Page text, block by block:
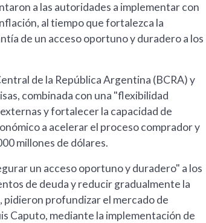
a las autoridades a implementar con
al tiempo que fortalezca la
de un acceso oportuno y duradero a los
de la República Argentina (BCRA) y
combinada con una "flexibilidad
y fortalecer la capacidad de
a acelerar el proceso comprador y
millones de dólares.
un acceso oportuno y duradero" a los
de deuda y reducir gradualmente la
pidieron profundizar el mercado de
Caputo, mediante la implementación de